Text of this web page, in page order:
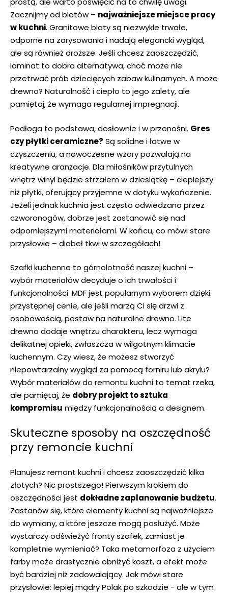
Zacznijmy‌ od blatów – najważniejsze miejsce pracy
‍w kuchni. Granitowe blaty są niezwykle‌ trwałe,
odporne na⁣ zarysowania i nadają elegancki wygląd,⁢
ale są również ‌droższe. Jeśli chcesz ⁣zaoszczędzić,
laminat to dobra alternatywa, choć może nie
przetrwać prób dziecięcych zabaw kulinarnych. A może
⁤drewno? Naturalność i ciepło to jego zalety, ale
pamiętaj, że wymaga regularnej impregnacji.
Podłoga to podstawa, dosłownie i w przenośni. Gres
czy płytki ceramiczne? Są solidne i łatwe w
czyszczeniu, a nowoczesne wzory pozwalają ⁤na
kreatywne aranżacje. Dla⁣ miłośników przytulnych
wnętrz winyl będzie strzałem w dziesiątkę – cieplejszy⁢
niż płytki, oferujący przyjemne w dotyku wykończenie.
Jeżeli jednak ‍kuchnia jest często odwiedzana⁣ przez
czworonogów, dobrze jest ‌zastanowić się nad
odporniejszymi⁤ materiałami. W końcu, co mówi stare
przysłowie – diabeł⁣ tkwi w szczegółach!
Szafki kuchenne to górnolotność naszej kuchni⁤ –
‍wybór materiałów decyduje o ich ⁤trwałości i
funkcjonalności. MDF jest popularnym wyborem dzięki
przystępnej cenie, ale jeśli marzą Ci się drzwi z
osobowością, postaw na naturalne drewno. Lite
drewno dodaje wnętrzu charakteru,⁣ lecz wymaga
delikatnej opieki, zwłaszcza ⁣w wilgotnym klimacie
kuchennym. Czy wiesz, że możesz stworzyć‌
niepowtarzalny wygląd za pomocą forniru lub akrylu?
Wybór materiałów do remontu kuchni to temat rzeka,
ale‍ pamiętaj, że dobry projekt to sztuka
kompromisu ⁢między funkcjonalnością a designem.
Skuteczne sposoby na⁣ oszczędność
przy remoncie kuchni
Planujesz remont kuchni i chcesz⁣ zaoszczędzić kilka
złotych? Nic prostszego!‌ Pierwszym krokiem do‌
oszczędności jest dokładne ​zaplanowanie budżetu.
Zastanów się, które elementy kuchni‌ są najważniejsze‍
do wymiany, a które jeszcze mogą posłużyć. Może
wystarczy odświeżyć ‍fronty szafek, ‌zamiast je
kompletnie wymieniać? Taka metamorfoza z użyciem
farby ⁢może drastycznie obniżyć koszt, a efekt może
być bardziej niż zadowalający. Jak mówi stare
przysłowie: lepiej mądry Polak po szkodzie ⁤- ale ⁤w⁤ tym